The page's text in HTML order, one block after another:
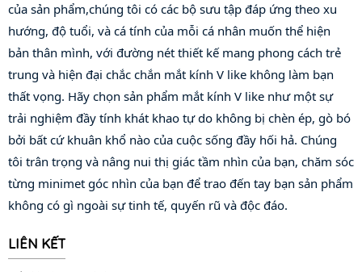
của sản phẩm,chúng tôi có các bộ sưu tập đáp ứng theo xu
hướng, độ tuổi, và cá tính của mỗi cá nhân muốn thể hiện
bản thân mình, với đường nét thiết kế mang phong cách trẻ
trung và hiện đại chắc chắn mắt kính V like không làm bạn
thất vọng. Hãy chọn sản phẩm mắt kính V like như một sự
trải nghiệm đầy tính khát khao tự do không bị chèn ép, gò bó
bởi bất cứ khuân khổ nào của cuộc sống đầy hối hả. Chúng
tôi trân trọng và nâng nui thị giác tầm nhìn của bạn, chăm sóc
từng minimet góc nhìn của bạn để trao đến tay bạn sản phẩm
không có gì ngoài sự tinh tế, quyến rũ và độc đáo.
LIÊN KẾT